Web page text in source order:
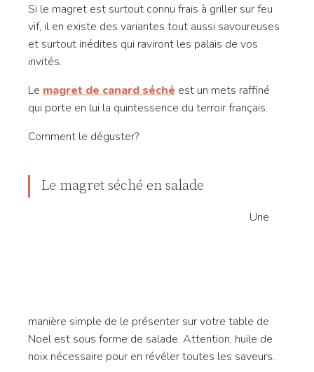
Si le magret est surtout connu frais à griller sur feu
vif, il en existe des variantes tout aussi savoureuses
et surtout inédites qui raviront les palais de vos
invités.
Le magret de canard séché est un mets raffiné
qui porte en lui la quintessence du terroir français.
Comment le déguster?
Le magret séché en salade
Une
manière simple de le présenter sur votre table de
Noel est sous forme de salade. Attention, huile de
noix nécessaire pour en révéler toutes les saveurs.